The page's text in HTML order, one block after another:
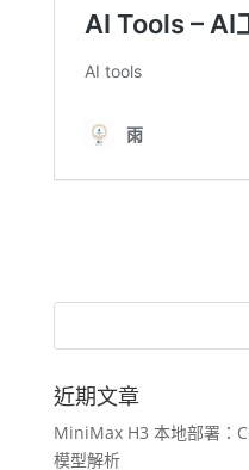
近期文章
MiniMax H3 本地部署：
模型解析